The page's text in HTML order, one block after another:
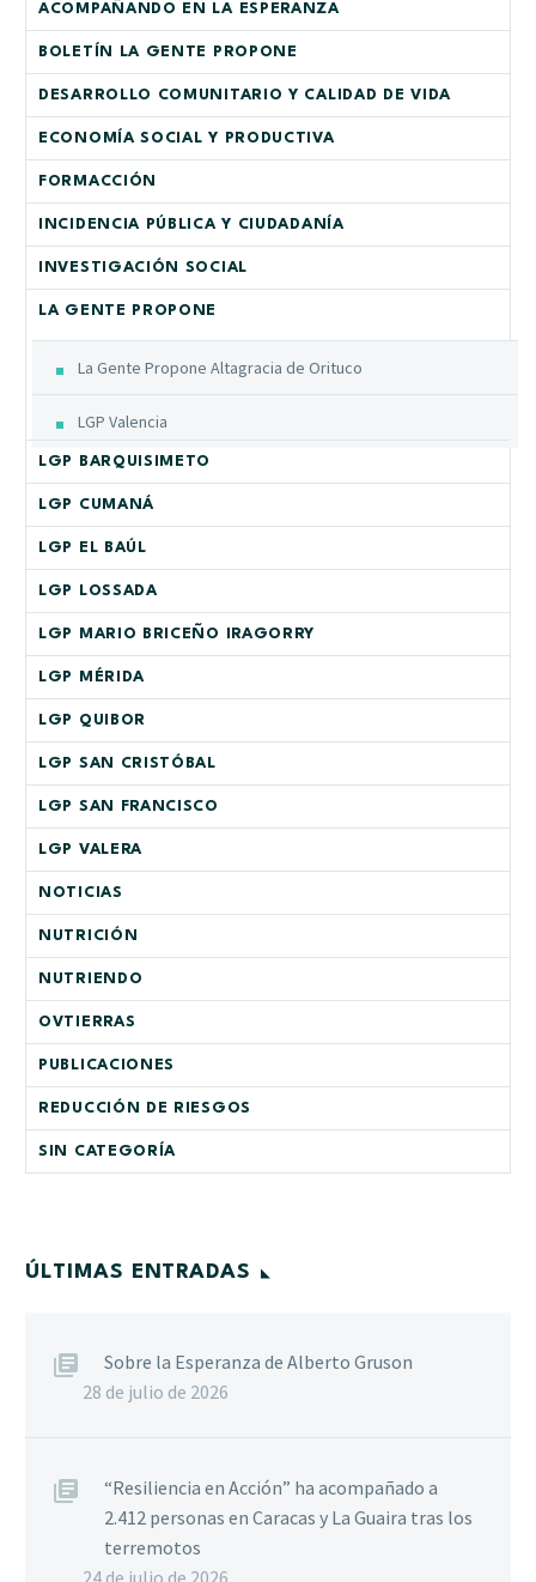
ACOMPAÑANDO EN LA ESPERANZA
BOLETÍN LA GENTE PROPONE
DESARROLLO COMUNITARIO Y CALIDAD DE VIDA
ECONOMÍA SOCIAL Y PRODUCTIVA
FORMACCIÓN
INCIDENCIA PÚBLICA Y CIUDADANÍA
INVESTIGACIÓN SOCIAL
LA GENTE PROPONE
La Gente Propone Altagracia de Orituco
LGP Valencia
LGP BARQUISIMETO
LGP CUMANÁ
LGP EL BAÚL
LGP LOSSADA
LGP MARIO BRICEÑO IRAGORRY
LGP MÉRIDA
LGP QUIBOR
LGP SAN CRISTÓBAL
LGP SAN FRANCISCO
LGP VALERA
NOTICIAS
NUTRICIÓN
NUTRIENDO
OVTIERRAS
PUBLICACIONES
REDUCCIÓN DE RIESGOS
SIN CATEGORÍA
ÚLTIMAS ENTRADAS
Sobre la Esperanza de Alberto Gruson
28 de julio de 2026
“Resiliencia en Acción” ha acompañado a
2.412 personas en Caracas y La Guaira tras los
terremotos